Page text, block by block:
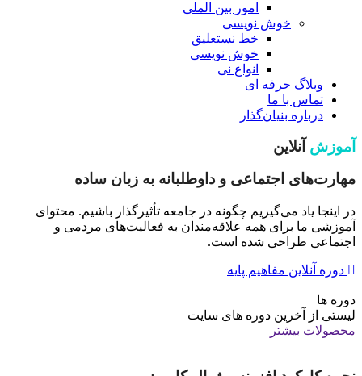
امور بین الملی
خوش نویسی
خط نستعلیق
خوش نویسی
انواع نی
وبلاگ حرفه ای
تماس با ما
درباره بنیان‌گذار
آموزش آنلاین
مهارت‌های اجتماعی و داوطلبانه به زبان ساده
در اینجا یاد می‌گیریم چگونه در جامعه تأثیرگذار باشیم. محتوای
آموزشی ما برای همه علاقه‌مندان به فعالیت‌های مردمی و
اجتماعی طراحی شده است.
دوره آنلاین مفاهیم پایه
دوره ها
لیستی از آخرین دوره های سایت
محصولات بیشتر